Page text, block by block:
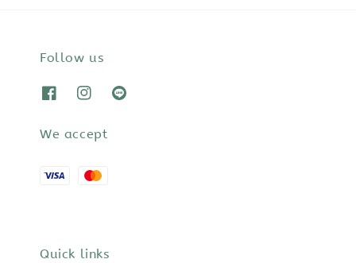
Follow us
We accept
Quick links